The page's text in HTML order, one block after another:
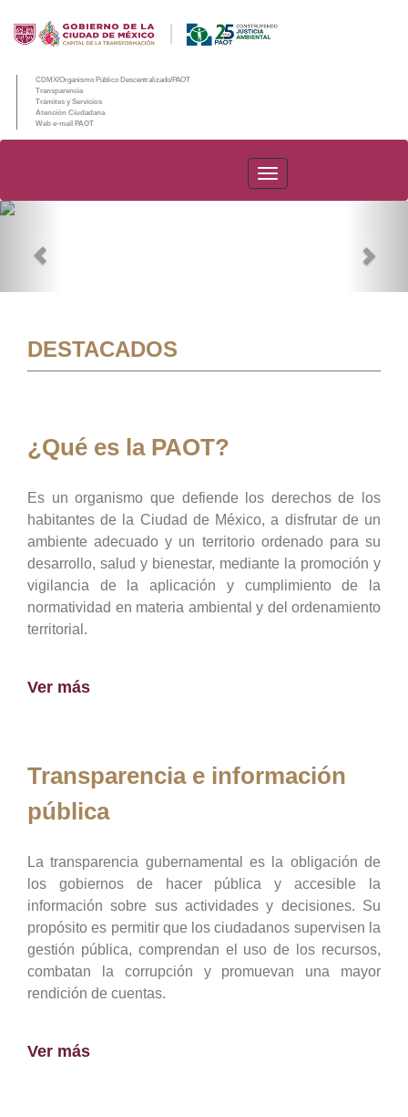
CDMX/Organismo Público Descentralizado/PAOT
Transparencia
Trámites y Servicios
Atención Ciudadana
Web e-mail PAOT
PAOT
DESTACADOS
¿Qué es la PAOT?
Es un organismo que defiende los derechos de los
habitantes de la Ciudad de México, a disfrutar de un
ambiente adecuado y un territorio ordenado para su
desarrollo, salud y bienestar, mediante la promoción y
vigilancia de la aplicación y cumplimiento de la
normatividad en materia ambiental y del ordenamiento
territorial.
Ver más
Transparencia e información
pública
La transparencia gubernamental es la obligación de
los gobiernos de hacer pública y accesible la
información sobre sus actividades y decisiones. Su
propósito es permitir que los ciudadanos supervisen la
gestión pública, comprendan el uso de los recursos,
combatan la corrupción y promuevan una mayor
rendición de cuentas.
Ver más